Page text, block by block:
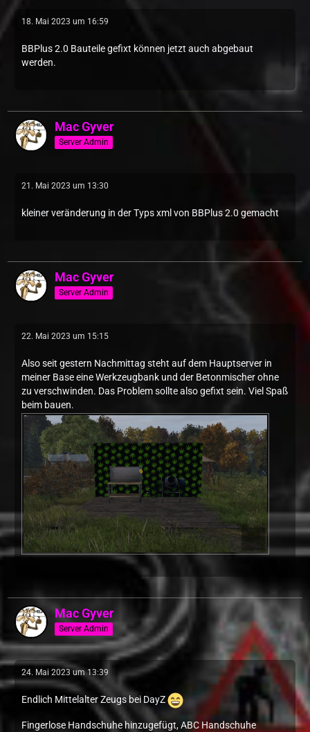
18. Mai 2023 um 16:59
BBPlus 2.0 Bauteile gefixt können jetzt auch abgebaut
werden.
Mac Gyver
Server Admin
21. Mai 2023 um 13:30
kleiner veränderung in der Typs xml von BBPlus 2.0 gemacht
Mac Gyver
Server Admin
22. Mai 2023 um 15:15
Also seit gestern Nachmittag steht auf dem Hauptserver in
meiner Base eine Werkzeugbank und der Betonmischer ohne
zu verschwinden. Das Problem sollte also gefixt sein. Viel Spaß
beim bauen.
Mac Gyver
Server Admin
24. Mai 2023 um 13:39
Endlich Mittelalter Zeugs bei DayZ
Fingerlose Handschuhe hinzugefügt, ABC Handschuhe